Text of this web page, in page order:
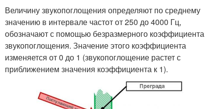
Величину звукопоглощения определяют по среднему
значению в интервале частот от 250 до 4000 Гц,
обозначают с помощью безразмерного коэффициента
звукопоглощения. Значение этого коэффициента
изменяется от 0 до 1 (звукопоглощение растет с
приближением значения коэффициента к 1).